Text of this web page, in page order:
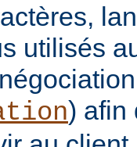
utilisés
) afin